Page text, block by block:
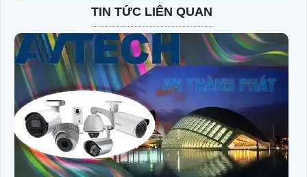
TIN TỨC LIÊN QUAN